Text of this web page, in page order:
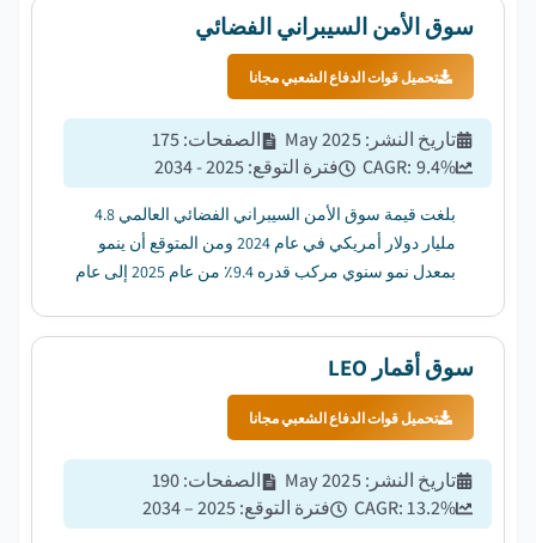
سوق الأمن السيبراني الفضائي
تحميل قوات الدفاع الشعبي مجانا
تاريخ النشر :
May 2025 الصفحات:
175
CAGR: 9.4% فترة التوقع:
2025 - 2034
بلغت قيمة سوق الأمن السيبراني الفضائي العالمي 4.8
مليار دولار أمريكي في عام 2024 ومن المتوقع أن ينمو
بمعدل نمو سنوي مركب قدره 9.4٪ من عام 2025 إلى عام
سوق أقمار LEO
تحميل قوات الدفاع الشعبي مجانا
تاريخ النشر :
May 2025 الصفحات:
190
CAGR:13.2% فترة التوقع:
2025 – 2034